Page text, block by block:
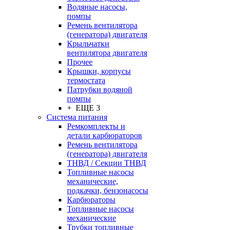
Водяные насосы,
помпы
Ремень вентилятора
(генератора) двигателя
Крыльчатки
вентилятора двигателя
Прочее
Крышки, корпусы
термостата
Патрубки водяной
помпы
+ ЕЩЕ 3
Система питания
Ремкомплекты и
детали карбюраторов
Ремень вентилятора
(генератора) двигателя
ТНВД / Секции ТНВД
Топливные насосы
механические,
подкачки, бензонасосы
Карбюраторы
Топливные насосы
механические
Трубки топливные